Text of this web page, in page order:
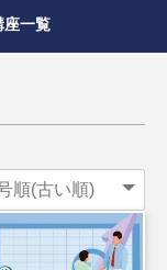
座一覧